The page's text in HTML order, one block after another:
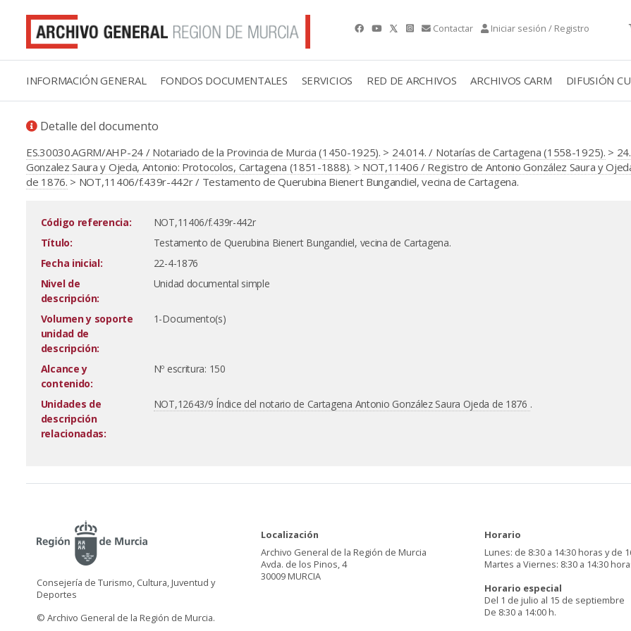
Contactar Iniciar sesión / Registro
INFORMACIÓN GENERAL FONDOS DOCUMENTALES SERVICIOS RED DE ARCHIVOS ARCHIVOS CARM DIFUSIÓN
Detalle del documento
ES.30030.AGRM/AHP-24 / Notariado de la Provincia de Murcia (1450-1925). > 24.014. / Notarías de Cartagena (1558-1925). >
Gonzalez Saura y Ojeda, Antonio: Protocolos, Cartagena (1851-1888). > NOT,11406 / Registro de Antonio González Saura y
de 1876. > NOT,11406/f.439r-442r / Testamento de Querubina Bienert Bungandiel, vecina de Cartagena.
Código referencia:
NOT,11406/f.439r-442r
Título:
Testamento de Querubina Bienert Bungandiel, vecina de Cartagena.
Fecha inicial:
22-4-1876
Nivel de
descripción:
Unidad documental simple
Volumen y soporte
unidad de
descripción:
1-Documento(s)
Alcance y
contenido:
Nº escritura: 150
Unidades de
descripción
relacionadas:
NOT,12643/9 Índice del notario de Cartagena Antonio González Saura Ojeda de 1876 .
Consejería de Turismo, Cultura, Juventud y
Deportes
© Archivo General de la Región de Murcia.
Localización
Archivo General de la Región de Murcia
Avda. de los Pinos, 4
30009 MURCIA
Horario
Lunes: de 8:30 a 14:30 horas y de
Martes a Viernes: 8:30 a 14:30
Horario especial
Del 1 de julio al 15 de septiembre
De 8:30 a 14:00 h.